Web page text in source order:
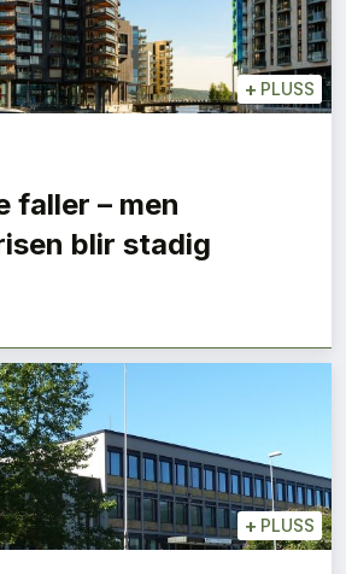
+ PLUSS
faller – men
blir stadig
+ PLUSS